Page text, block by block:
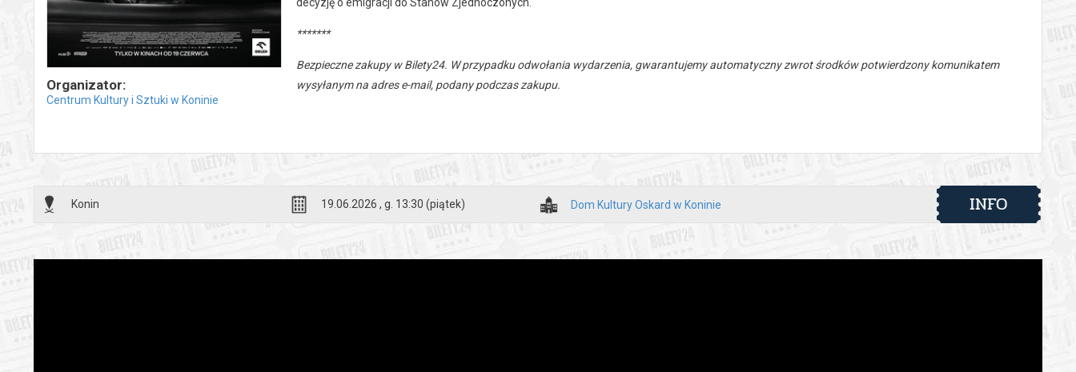
Organizator:
Centrum Kultury i Sztuki w Koninie
*******
Bezpieczne zakupy w Bilety24. W przypadku odwołania wydarzenia, gwarantujemy automatyczny zwrot środków potwierdzony komunikatem
wysyłanym na adres e-mail, podany podczas zakupu.
Konin 19.06.2026 , g. 13:30 (piątek) Dom Kultury Oskard w Koninie INFO